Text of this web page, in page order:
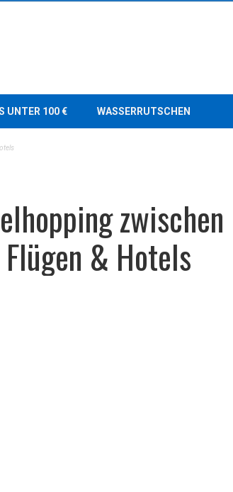
UNTER 100 € WASSERRUTSCHEN
zwischen
& Hotels